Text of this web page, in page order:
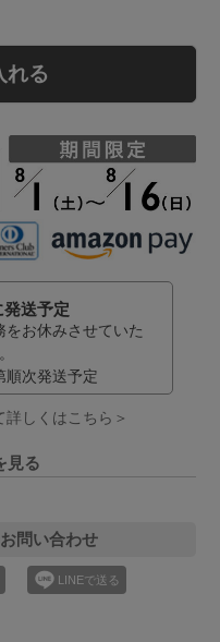
れる
送予定
お休みさせていた
次発送予定
しくはこちら＞
見る
問い合わせ
LINEで送る